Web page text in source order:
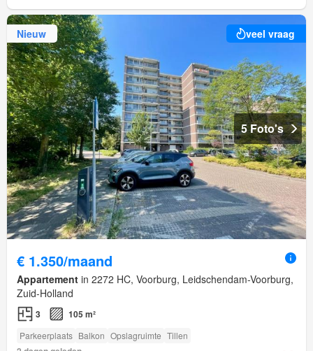
Nieuw veel vraag
5 Foto's
€ 1.350/maand
Appartement in 2272 HC, Voorburg, Leidschendam-Voorburg,
Zuid-Holland
3 105 m²
Parkeerplaats Balkon Opslagruimte Tillen